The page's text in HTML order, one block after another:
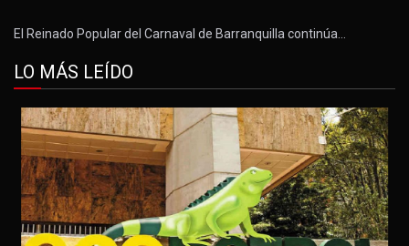
El Reinado Popular del Carnaval de Barranquilla continúa…
LO MÁS LEÍDO